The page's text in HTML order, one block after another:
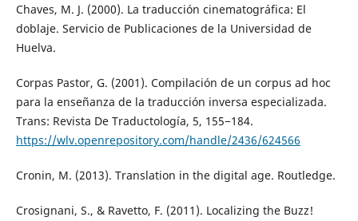
Chaves, M. J. (2000). La traducción cinematográfica: El
doblaje. Servicio de Publicaciones de la Universidad de
Huelva.
Corpas Pastor, G. (2001). Compilación de un corpus ad hoc
para la enseñanza de la traducción inversa especializada.
Trans: Revista De Traductología, 5, 155−184.
https://wlv.openrepository.com/handle/2436/624566
Cronin, M. (2013). Translation in the digital age. Routledge.
Crosignani, S., & Ravetto, F. (2011). Localizing the Buzz!